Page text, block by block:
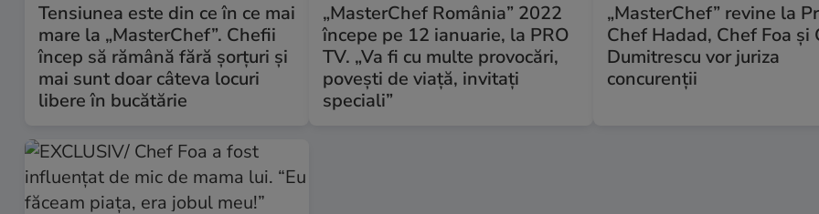
Tensiunea este din ce în ce mai
mare la „MasterChef”. Chefii
încep să rămână fără șorțuri și
mai sunt doar câteva locuri
libere în bucătărie
„MasterChef România” 2022
începe pe 12 ianuarie, la PRO
TV. „Va fi cu multe provocări,
povești de viață, invitați
speciali”
„MasterChef” revine la
Chef Hadad, Chef Foa și
Dumitrescu vor juriza
concurenții